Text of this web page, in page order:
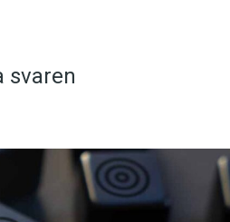
svaren